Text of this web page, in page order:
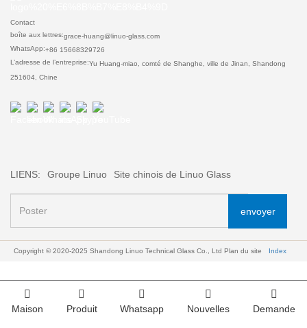
Contact
boîte aux lettres:grace-huang@linuo-glass.com
WhatsApp:+86 15668329726
L’adresse de l’entreprise:Yu Huang-miao, comté de Shanghe, ville de Jinan, Shandong
251604, Chine
LIENS: Groupe Linuo Site chinois de Linuo Glass
envoyer
Copyright © 2020-2025 Shandong Linuo Technical Glass Co., Ltd Plan du site Index
Maison Produit Whatsapp Nouvelles Demande